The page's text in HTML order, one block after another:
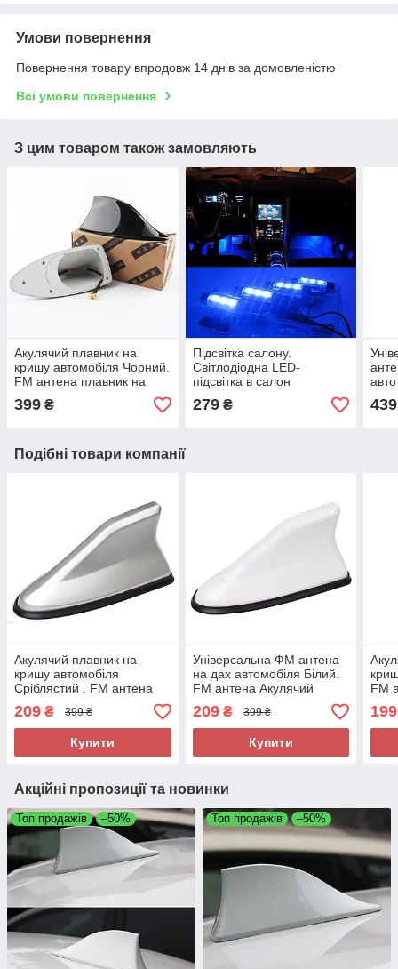
Умови повернення
Повернення товару впродовж 14 днів за домовленістю
Всі умови повернення
З цим товаром також замовляють
Акулячий плавник на
кришу автомобіля Чорний.
FM антена плавник на
кришу авто Black
399 ₴
Підсвітка салону.
Світлодіодна LED-
підсвітка в салон
279₴
ФМ
439
Подібні товари компанії
Акулячий плавник на
кришу автомобіля
Сріблястий . FM антена
плавник на дах авто Silver
209 ₴ 399 ₴
Купити
Універсальна ФМ антена
на дах автомобіля Білий.
FM антена Акулячий
White
209₴ 399 ₴
Купити
FM
199
Акційні пропозиції та новинки
Топ продажів –50% Топ продажів –50%